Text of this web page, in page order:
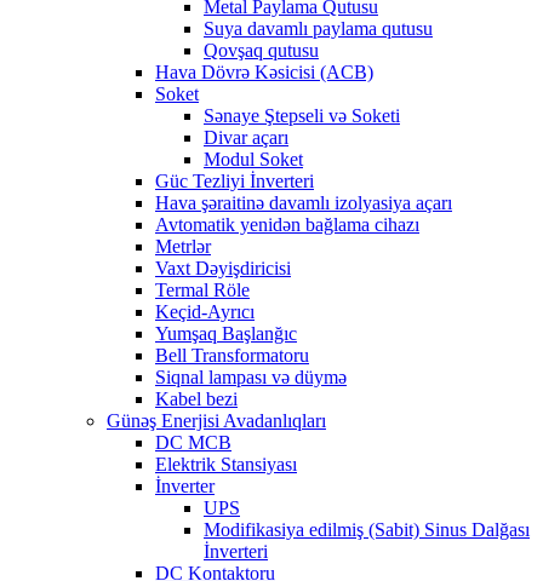
Metal Paylama Qutusu
Suya davamlı paylama qutusu
Qovşaq qutusu
Hava Dövrə Kəsicisi (ACB)
Soket
Sənaye Ştepseli və Soketi
Divar açarı
Modul Soket
Güc Tezliyi İnverteri
Hava şəraitinə davamlı izolyasiya açarı
Avtomatik yenidən bağlama cihazı
Metrlər
Vaxt Dəyişdiricisi
Termal Röle
Keçid-Ayrıcı
Yumşaq Başlanğıc
Bell Transformatoru
Siqnal lampası və düymə
Kabel bezi
Günəş Enerjisi Avadanlıqları
DC MCB
Elektrik Stansiyası
İnverter
UPS
Modifikasiya edilmiş (Sabit) Sinus Dalğası
İnverteri
DC Kontaktoru